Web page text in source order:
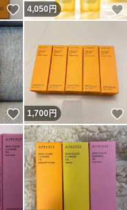
いいね！
4,050円
いいね！
1,700円